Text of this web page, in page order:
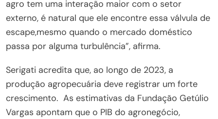
agro tem uma interação maior com o setor
externo, é natural que ele encontre essa válvula de
escape,mesmo quando o mercado doméstico
passa por alguma turbulência”, afirma.
Serigati acredita que, ao longo de 2023, a
produção agropecuária deve registrar um forte
crescimento. As estimativas da Fundação Getúlio
Vargas apontam que o PIB do agronegócio,